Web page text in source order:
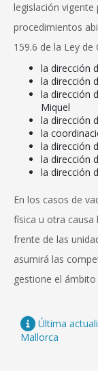
legislación
procedimientos
159.6 de la Ley
la dirección
la dirección
la dirección
Miquel
la dirección
la
la dirección
la dirección
la dirección
En los casos de
física u otra causa
frente de las
asumirá las
gestione el
Última
Mallorca